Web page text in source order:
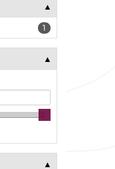
1